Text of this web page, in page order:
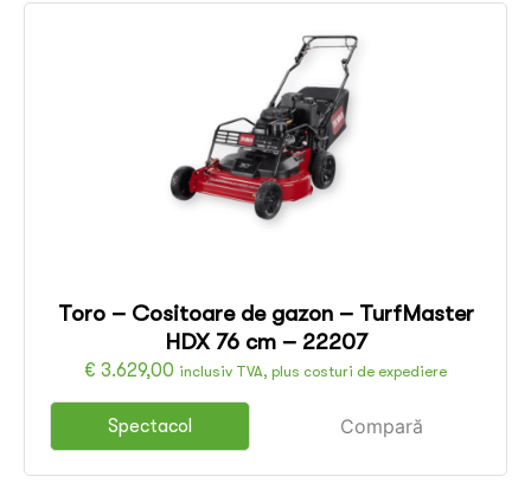
Toro – Cositoare de gazon – TurfMaster
HDX 76 cm – 22207
€ 3.629,00 inclusiv TVA, plus costuri de expediere
Spectacol Compară